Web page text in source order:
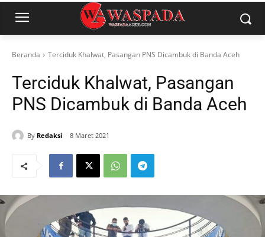
Beranda Terciduk Khalwat, Pasangan PNS Dicambuk di Banda Aceh
Terciduk Khalwat, Pasangan
PNS Dicambuk di Banda Aceh
By Redaksi 8 Maret 2021